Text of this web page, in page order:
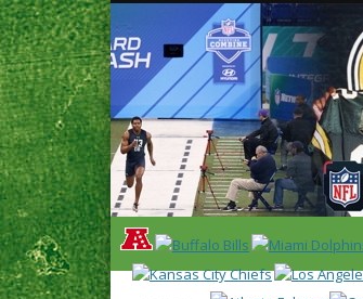
News en français sur la NFL et le